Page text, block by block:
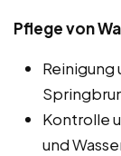
Pflege von
Reinigung
Kontrolle
und